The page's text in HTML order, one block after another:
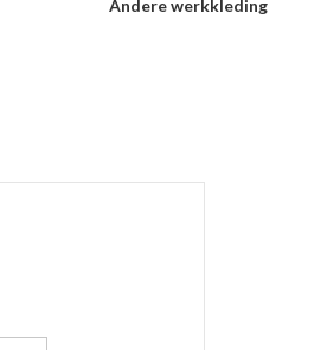
Andere werkkleding